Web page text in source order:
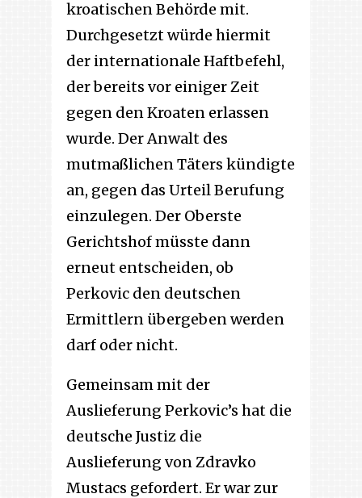
kroatischen Behörde mit.
Durchgesetzt würde hiermit
der internationale Haftbefehl,
der bereits vor einiger Zeit
gegen den Kroaten erlassen
wurde. Der Anwalt des
mutmaßlichen Täters kündigte
an, gegen das Urteil Berufung
einzulegen. Der Oberste
Gerichtshof müsste dann
erneut entscheiden, ob
Perkovic den deutschen
Ermittlern übergeben werden
darf oder nicht.
Gemeinsam mit der
Auslieferung Perkovic’s hat die
deutsche Justiz die
Auslieferung von Zdravko
Mustacs gefordert. Er war zur